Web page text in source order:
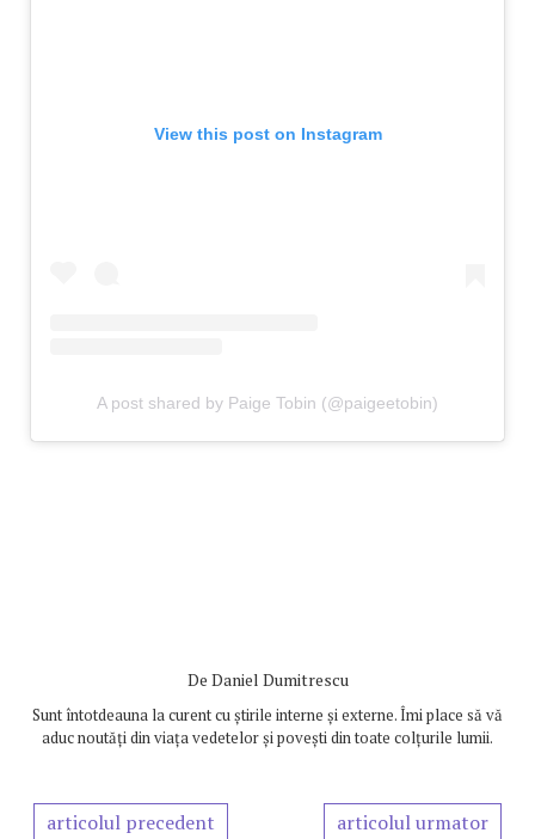
View this post on Instagram
A post shared by Paige Tobin (@paigeetobin)
De Daniel Dumitrescu
Sunt întotdeauna la curent cu știrile interne și externe. Îmi place să vă
aduc noutăți din viața vedetelor și povești din toate colțurile lumii.
articolul precedent articolul urmator